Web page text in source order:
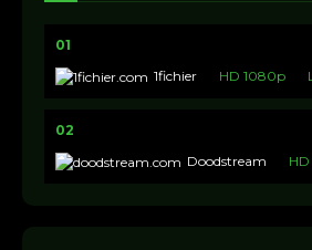
01
1fichier
HD 1080p
02
Doodstream